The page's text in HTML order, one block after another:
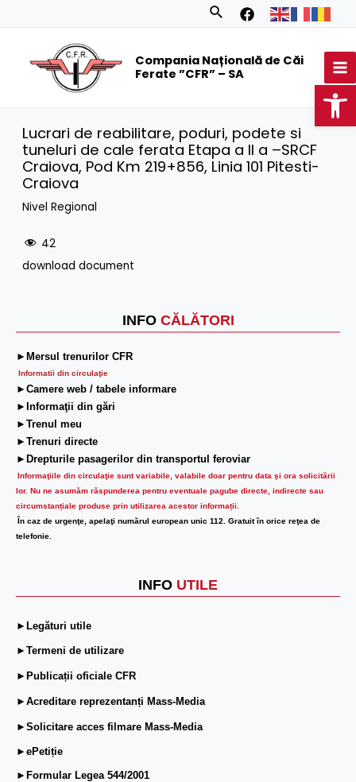
Search
Compania Națională de Căi
Ferate ”CFR” – SA
INFO CĂLĂTORI
►Mersul trenurilor CFR
Informatii din circulaţie
►Camere web / tabele informare
►Informaţii din gări
►Trenul meu
►Trenuri directe
►Drepturile pasagerilor din transportul feroviar
Informaţiile din circulaţie sunt variabile, valabile doar pentru data şi ora solicitării
lor. Nu ne asumăm răspunderea pentru eventuale pagube directe, indirecte sau
circumstanțiale produse prin utilizarea acestor informații.
În caz de urgenţe, apelaţi numărul european unic 112. Gratuit în orice reţea de
telefonie.
INFO UTILE
►Legături utile
►Termeni de utilizare
►Publicații oficiale CFR
►Acreditare reprezentanți Mass-Media
►Solicitare acces filmare Mass-Media
►ePetiție
►Formular Legea 544/2001
Lucrari de reabilitare, poduri, podete si
tuneluri de cale ferata Etapa a II a –SRCF
Craiova, Pod Km 219+856, Linia 101 Pitesti-
Craiova
Nivel Regional
42
download document